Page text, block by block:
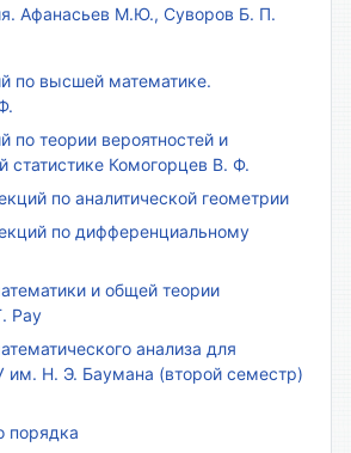
Афанасьев М.Ю., Суворов Б. П.
по высшей математике.
по теории вероятностей и
статистике Комогорцев В. Ф.
по аналитической геометрии
по дифференциальному
и общей теории
Рау
анализа для
им. Н. Э. Баумана (второй семестр)
порядка